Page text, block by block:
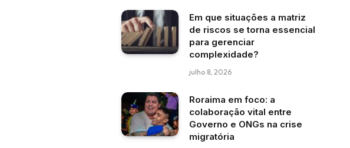
Em que situações a matriz
de riscos se torna essencial
para gerenciar
complexidade?
julho 8, 2026
Roraima em foco: a
colaboração vital entre
Governo e ONGs na crise
migratória